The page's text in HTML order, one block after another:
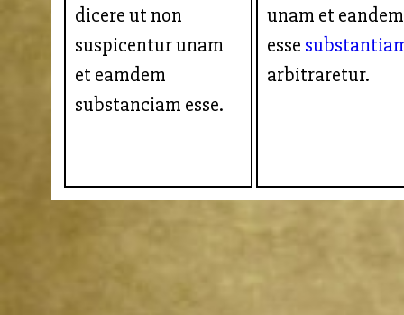
dicere ut non
suspicentur unam
et eamdem
substanciam esse.
unam et eandem
esse
arbitraretur.